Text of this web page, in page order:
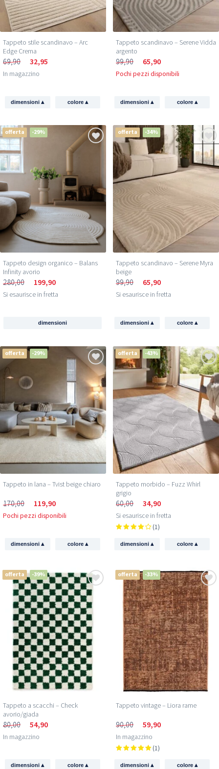
Tappeto stile scandinavo – Arc
Edge Crema
69,90 32,95
In magazzino
dimensioni▴ colore ▴
Tappeto scandinavo – Serene Vidda
argento
99,90 65,90
Pochi pezzi disponibili
dimensioni▴ colore ▴
offerta -29%
Tappeto design organico – Balans
Infinity avorio
280,00 199,90
Si esaurisce in fretta
dimensioni
offerta -34%
Tappeto scandinavo – Serene Myra
beige
99,90 65,90
Si esaurisce in fretta
dimensioni▴ colore ▴
offerta -29%
Tappeto in lana – Tvist beige chiaro
170,00 119,90
Pochi pezzi disponibili
dimensioni▴ colore ▴
offerta -43%
Tappeto morbido – Fuzz Whirl
grigio
60,00 34,90
Si esaurisce in fretta
(1)
dimensioni▴ colore ▴
offerta -39%
Tappeto a scacchi – Check
avorio/giada
80,00 54,90
In magazzino
dimensioni▴ colore ▴
offerta -33%
Tappeto vintage – Liora rame
90,00 59,90
In magazzino
(1)
dimensioni▴ colore ▴